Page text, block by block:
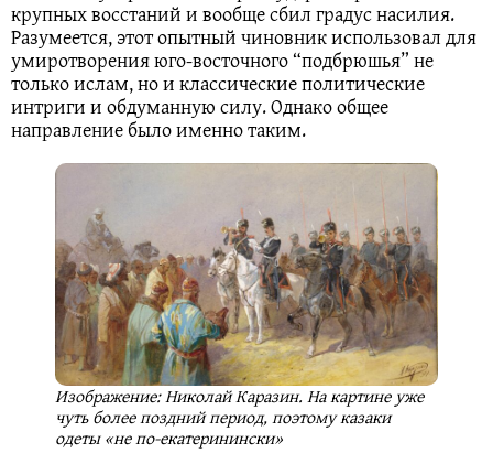
крупных восстаний и вообще сбил градус насилия.
Разумеется, этот опытный чиновник использовал для
умиротворения юго-восточного “подбрюшья” не
только ислам, но и классические политические
интриги и обдуманную силу. Однако общее
направление было именно таким.
Изображение: Николай Каразин. На картине уже
чуть более поздний период, поэтому казаки
одеты «не по-екатеринински»